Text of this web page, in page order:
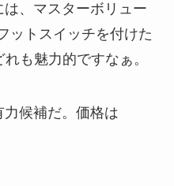
、マスターボリュー
ットスイッチを付けた
も魅力的ですなぁ。
候補だ。価格は